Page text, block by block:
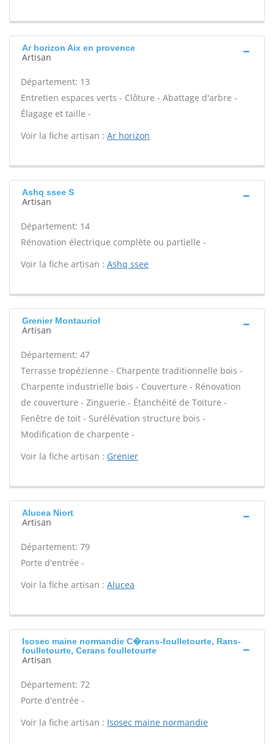
Ar horizon Aix en provence
Artisan
Département: 13
Entretien espaces verts - Clôture - Abattage d'arbre -
Élagage et taille -
Voir la fiche artisan : Ar horizon
Ashq ssee S
Artisan
Département: 14
Rénovation électrique complète ou partielle -
Voir la fiche artisan : Ashq ssee
Grenier Montauriol
Artisan
Département: 47
Terrasse tropézienne - Charpente traditionnelle bois -
Charpente industrielle bois - Couverture - Rénovation
de couverture - Zinguerie - Étanchéité de Toiture -
Fenêtre de toit - Surélévation structure bois -
Modification de charpente -
Voir la fiche artisan : Grenier
Alucea Niort
Artisan
Département: 79
Porte d'entrée -
Voir la fiche artisan : Alucea
Isosec maine normandie C�rans-foulletourte, Rans-
foulletourte, Cerans foulletourte
Artisan
Département: 72
Porte d'entrée -
Voir la fiche artisan : Isosec maine normandie